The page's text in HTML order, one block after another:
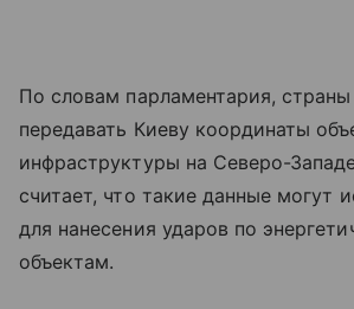
По словам парламентария,
передавать Киеву координаты
инфраструктуры на Северо-
считает, что такие данные могут
для нанесения ударов по
объектам.